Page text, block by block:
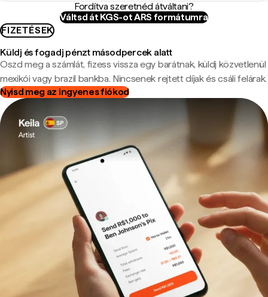
Fordítva szeretnéd átváltani?
Váltsd át KGS-ot ARS formátumra
FIZETÉSEK
Küldj és fogadj pénzt másodpercek alatt
Oszd meg a számlát, fizess vissza egy barátnak, küldj közvetlenül
mexikói vagy brazil bankba. Nincsenek rejtett díjak és csáli felárak.
Nyisd meg az ingyenes fiókod